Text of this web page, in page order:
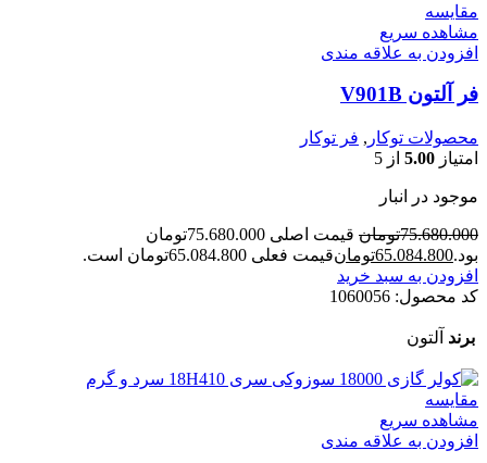
مقایسه
مشاهده سریع
افزودن به علاقه مندی
فر آلتون V901B
محصولات توکار , فر توکار
امتیاز 5.00 از 5
موجود در انبار
75.680.000تومان
قیمت اصلی 75.680.000تومان
بود.65.084.800تومانقیمت فعلی 65.084.800تومان است.
افزودن به سبد خرید
کد محصول: 1060056
برند آلتون
مقایسه
مشاهده سریع
افزودن به علاقه مندی